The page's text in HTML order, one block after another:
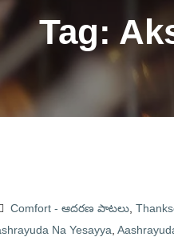
Tag:
Comfort - ఆదరణ పాటలు
Na Yesayya